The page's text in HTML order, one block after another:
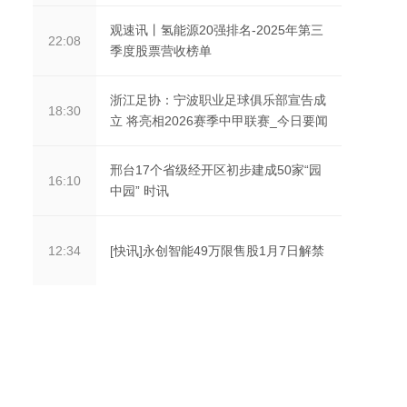
22:08
观速讯丨氢能源20强排名-2025年第三
季度股票营收榜单
18:30
浙江足协：宁波职业足球俱乐部宣告成
立 将亮相2026赛季中甲联赛_今日要闻
16:10
邢台17个省级经开区初步建成50家“园
中园” 时讯
12:34 [快讯]永创智能49万限售股1月7日解禁